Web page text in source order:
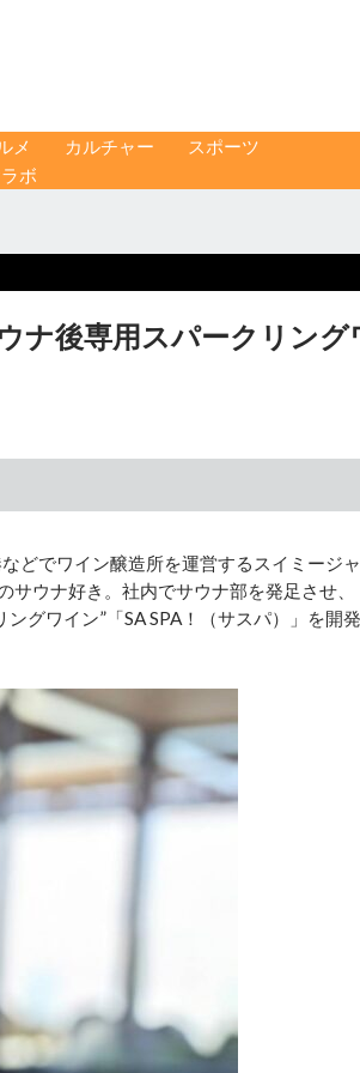
メ カルチャー
スポーツ
ボ
ナ後専用スパークリング
どでワイン醸造所を運営するスイミージャ
ウナ好き。社内でサウナ部を発足させ、
グワイン”「SA SPA！（サスパ）」を開発